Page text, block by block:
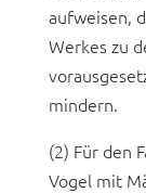
aufweisen,
Werkes zu
mindern.
(2) Für den
Vogel mit